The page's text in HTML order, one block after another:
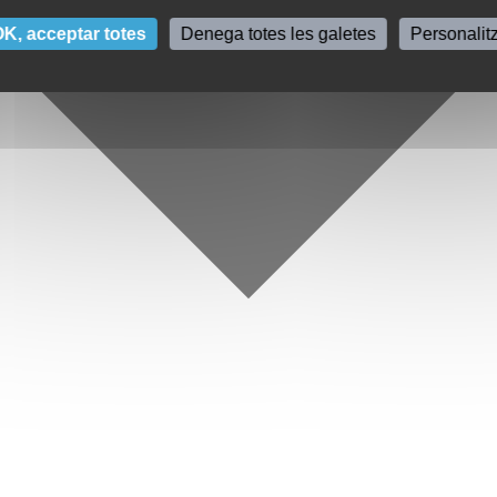
acceptar totes Denega totes les galetes